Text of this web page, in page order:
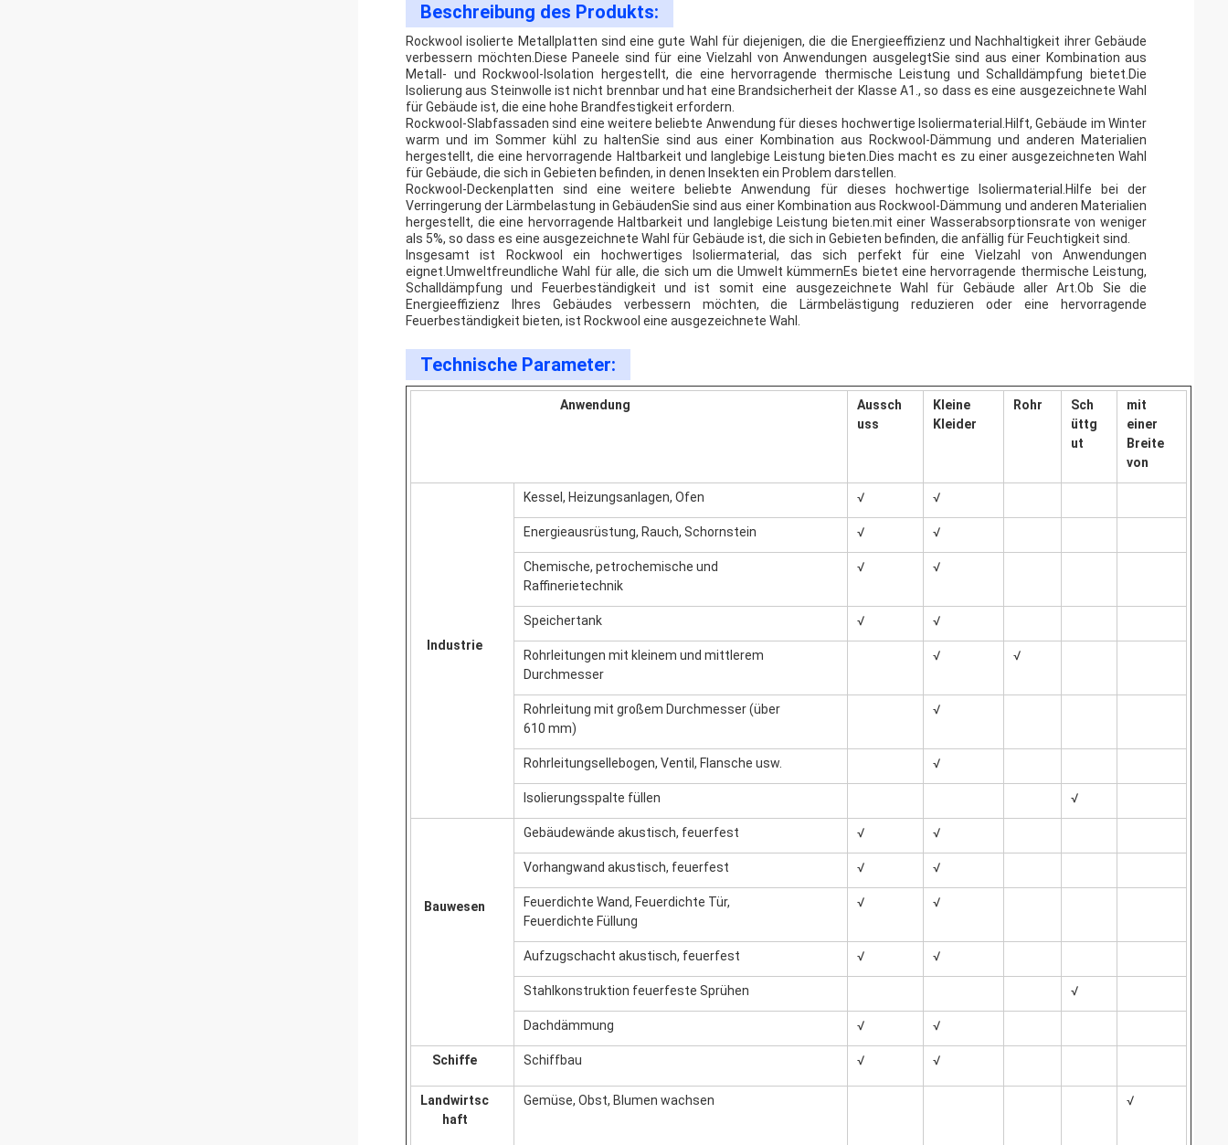
Beschreibung des Produkts:
Rockwool isolierte Metallplatten sind eine gute Wahl für diejenigen, die die Energieeffizienz und Nachhaltigkeit ihrer Gebäude
verbessern möchten.Diese Paneele sind für eine Vielzahl von Anwendungen ausgelegtSie sind aus einer Kombination aus
Metall- und Rockwool-Isolation hergestellt, die eine hervorragende thermische Leistung und Schalldämpfung bietet.Die
Isolierung aus Steinwolle ist nicht brennbar und hat eine Brandsicherheit der Klasse A1., so dass es eine ausgezeichnete Wahl
für Gebäude ist, die eine hohe Brandfestigkeit erfordern.
Rockwool-Slabfassaden sind eine weitere beliebte Anwendung für dieses hochwertige Isoliermaterial.Hilft, Gebäude im Winter
warm und im Sommer kühl zu haltenSie sind aus einer Kombination aus Rockwool-Dämmung und anderen Materialien
hergestellt, die eine hervorragende Haltbarkeit und langlebige Leistung bieten.Dies macht es zu einer ausgezeichneten Wahl
für Gebäude, die sich in Gebieten befinden, in denen Insekten ein Problem darstellen.
Rockwool-Deckenplatten sind eine weitere beliebte Anwendung für dieses hochwertige Isoliermaterial.Hilfe bei der
Verringerung der Lärmbelastung in GebäudenSie sind aus einer Kombination aus Rockwool-Dämmung und anderen Materialien
hergestellt, die eine hervorragende Haltbarkeit und langlebige Leistung bieten.mit einer Wasserabsorptionsrate von weniger
als 5%, so dass es eine ausgezeichnete Wahl für Gebäude ist, die sich in Gebieten befinden, die anfällig für Feuchtigkeit sind.
Insgesamt ist Rockwool ein hochwertiges Isoliermaterial, das sich perfekt für eine Vielzahl von Anwendungen
eignet.Umweltfreundliche Wahl für alle, die sich um die Umwelt kümmernEs bietet eine hervorragende thermische Leistung,
Schalldämpfung und Feuerbeständigkeit und ist somit eine ausgezeichnete Wahl für Gebäude aller Art.Ob Sie die
Energieeffizienz Ihres Gebäudes verbessern möchten, die Lärmbelästigung reduzieren oder eine hervorragende
Feuerbeständigkeit bieten, ist Rockwool eine ausgezeichnete Wahl.
Technische Parameter:
Anwendung
Aussch
uss
Kleine
Kleider
Rohr
Sch
üttg
ut
mit
einer
Breite
von
Industrie
Kessel, Heizungsanlagen, Ofen √ √
Energieausrüstung, Rauch, Schornstein √ √
Chemische, petrochemische und
Raffinerietechnik
√ √
Speichertank √ √
Rohrleitungen mit kleinem und mittlerem
Durchmesser
√ √
Rohrleitung mit großem Durchmesser (über
610 mm)
√
Rohrleitungsellebogen, Ventil, Flansche usw. √
Isolierungsspalte füllen √
Bauwesen
Gebäudewände akustisch, feuerfest √ √
Vorhangwand akustisch, feuerfest √ √
Feuerdichte Wand, Feuerdichte Tür,
Feuerdichte Füllung
√ √
Aufzugschacht akustisch, feuerfest √ √
Stahlkonstruktion feuerfeste Sprühen √
Dachdämmung √ √
Schiffe Schiffbau √ √
Landwirtsc
haft
Gemüse, Obst, Blumen wachsen √